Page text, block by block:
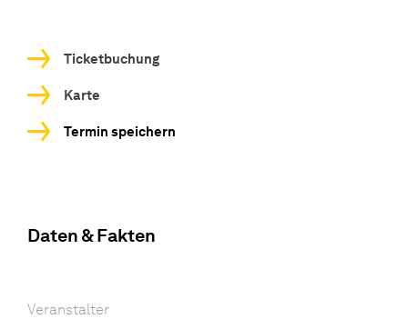
Ticketbuchung
Karte
Termin speichern
Daten & Fakten
Veranstalter